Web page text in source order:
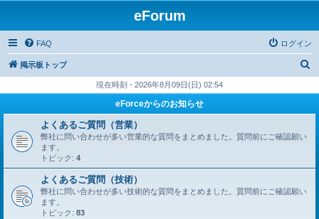
eForum
FAQ ログイン
掲示板トップ
現在時刻 - 2026年8月09日(日) 02:54
eForceからのお知らせ
よくあるご質問（営業）
弊社に問い合わせが多い営業的な質問をまとめました。質問前にご確認願い
ます。
トピック: 4
よくあるご質問（技術）
弊社に問い合わせが多い技術的な質問をまとめました。質問前にご確認願い
ます。
トピック: 83